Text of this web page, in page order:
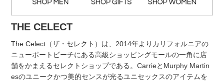
THE CELECT
The Celect（ザ・セレクト）は、2014年よりカリフォルニアの
ニューポートビーチにある高級ショッピングモールの一角に店
舗をかまえるセレクトショップである。CarrieとMurphy Martin
esのユニークかつ美的センスが光るユニセックスのアイテムを